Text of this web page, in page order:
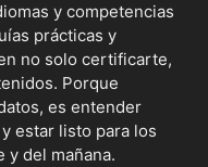
y competencias
prácticas y
no solo certificarte,
Porque
es entender
estar listo para los
del mañana.